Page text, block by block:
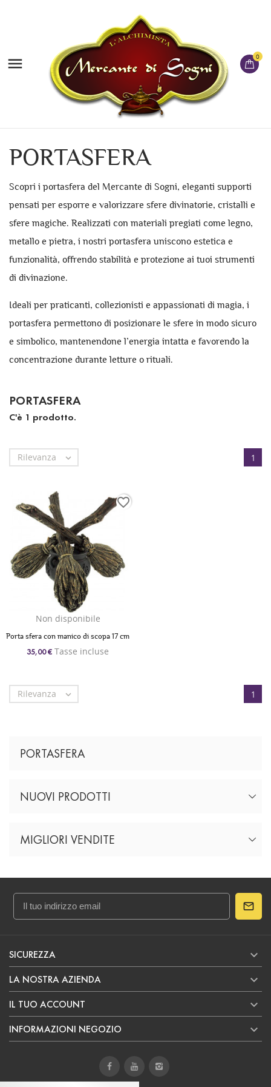
 0
PORTASFERA
Scopri i portasfera del Mercante di Sogni, eleganti supporti
pensati per esporre e valorizzare sfere divinatorie, cristalli e
sfere magiche. Realizzati con materiali pregiati come legno,
metallo e pietra, i nostri portasfera uniscono estetica e
funzionalità, offrendo stabilità e protezione ai tuoi strumenti
di divinazione.
Ideali per praticanti, collezionisti e appassionati di magia, i
portasfera permettono di posizionare le sfere in modo sicuro
e simbolico, mantenendone l’energia intatta e favorendo la
concentrazione durante letture o rituali.
PORTASFERA
NUOVI PRODOTTI
MIGLIORI VENDITE
PORTASFERA
C'è 1 prodotto.
Rilevanza  1
Non disponibile
Porta sfera con manico di scopa 17 cm
35,00 € Tasse incluse
favorite_border
Rilevanza  1
SICUREZZA 
LA NOSTRA AZIENDA 
IL TUO ACCOUNT 
INFORMAZIONI NEGOZIO 